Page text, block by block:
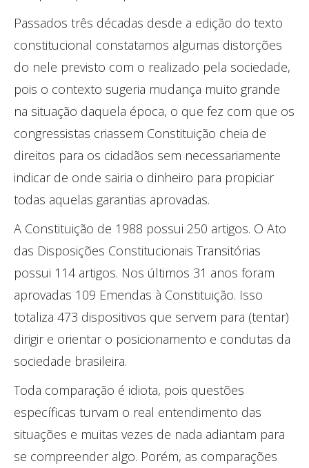
Passados três décadas desde a edição do texto
constitucional constatamos algumas distorções
do nele previsto com o realizado pela sociedade,
pois o contexto sugeria mudança muito grande
na situação daquela época, o que fez com que os
congressistas criassem Constituição cheia de
direitos para os cidadãos sem necessariamente
indicar de onde sairia o dinheiro para propiciar
todas aquelas garantias aprovadas.
A Constituição de 1988 possui 250 artigos. O Ato
das Disposições Constitucionais Transitórias
possui 114 artigos. Nos últimos 31 anos foram
aprovadas 109 Emendas à Constituição. Isso
totaliza 473 dispositivos que servem para (tentar)
dirigir e orientar o posicionamento e condutas da
sociedade brasileira.
Toda comparação é idiota, pois questões
específicas turvam o real entendimento das
situações e muitas vezes de nada adiantam para
se compreender algo. Porém, as comparações